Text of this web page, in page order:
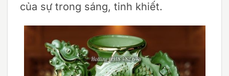
của sự trong sáng, tinh khiết.